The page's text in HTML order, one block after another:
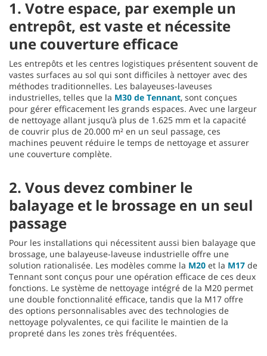
1. Votre espace, par exemple un
entrepôt, est vaste et nécessite
une couverture efficace
Les entrepôts et les centres logistiques présentent souvent de
vastes surfaces au sol qui sont difficiles à nettoyer avec des
méthodes traditionnelles. Les balayeuses-laveuses
industrielles, telles que la M30 de Tennant, sont conçues
pour gérer efficacement les grands espaces. Avec une largeur
de nettoyage allant jusqu’à plus de 1.625 mm et la capacité
de couvrir plus de 20.000 m² en un seul passage, ces
machines peuvent réduire le temps de nettoyage et assurer
une couverture complète.
2. Vous devez combiner le
balayage et le brossage en un seul
passage
Pour les installations qui nécessitent aussi bien balayage que
brossage, une balayeuse-laveuse industrielle offre une
solution rationalisée. Les modèles comme la M20 et la M17 de
Tennant sont conçus pour une opération efficace de ces deux
fonctions. Le système de nettoyage intégré de la M20 permet
une double fonctionnalité efficace, tandis que la M17 offre
des options personnalisables avec des technologies de
nettoyage polyvalentes, ce qui facilite le maintien de la
propreté dans les zones très fréquentées.